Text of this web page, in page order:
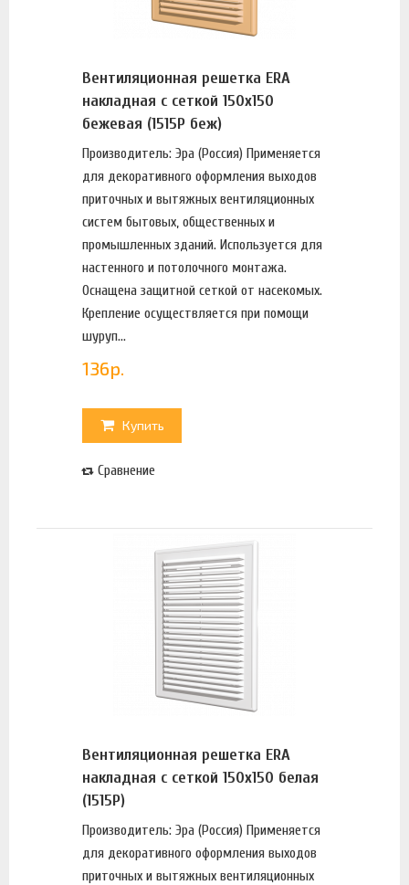
Вентиляционная решетка ERA
накладная с сеткой 150х150
бежевая (1515Р беж)
Производитель: Эра (Россия) Применяется
для декоративного оформления выходов
приточных и вытяжных вентиляционных
систем бытовых, общественных и
промышленных зданий. Используется для
настенного и потолочного монтажа.
Оснащена защитной сеткой от насекомых.
Крепление осуществляется при помощи
шуруп...
136р.
Купить
Сравнение
Вентиляционная решетка ERA
накладная с сеткой 150х150 белая
(1515Р)
Производитель: Эра (Россия) Применяется
для декоративного оформления выходов
приточных и вытяжных вентиляционных